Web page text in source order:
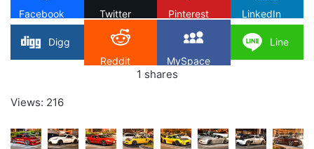
Facebook Twitter Pinterest LinkedIn
Digg
Reddit
MySpace
Line
1 shares
Views: 216